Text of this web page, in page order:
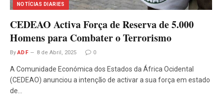
NOTÍCIAS DIARIES
CEDEAO Activa Força de Reserva de 5.000
Homens para Combater o Terrorismo
By ADF 8 de Abril, 2025 0
A Comunidade Económica dos Estados da África Ocidental
(CEDEAO) anunciou a intenção de activar a sua força em estado
de…